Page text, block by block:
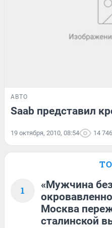
АВТО
Saab представил
19 октября, 2010, 08:54 14 746
1
«Мужчина
Москва
сталинской